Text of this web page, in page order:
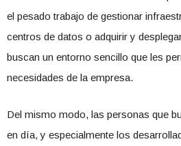
el pesado trabajo de gestionar
centros de datos o adquirir y
buscan un entorno sencillo que les
necesidades de la empresa.
Del mismo modo, las personas que
en día, y especialmente los